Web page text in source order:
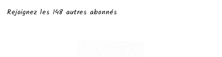
Rejoignez les 148 autres abonnés